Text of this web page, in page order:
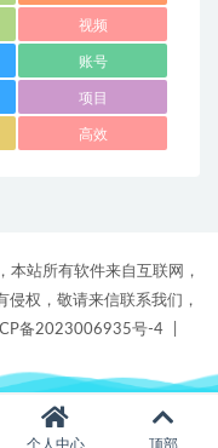
视频
账号
项目
高效
站所有软件来自互联网，
侵权，敬请来信联系我们，
备2023006935号-4
个人中心 顶部